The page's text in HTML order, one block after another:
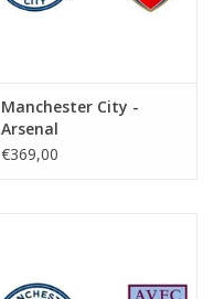
Manchester City -
Arsenal
€369,00